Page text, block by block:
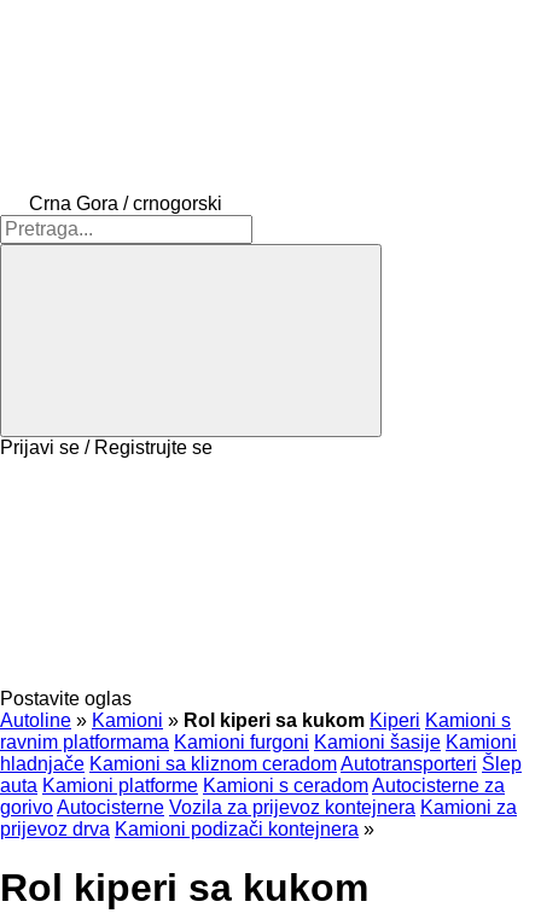
Crna Gora / crnogorski
Prijavi se / Registrujte se
Postavite oglas
Autoline » Kamioni » Rol kiperi sa kukom Kiperi Kamioni s
ravnim platformama Kamioni furgoni Kamioni šasije Kamioni
hladnjače Kamioni sa kliznom ceradomAutotransporteri Šlep
auta Kamioni platforme Kamioni s ceradomAutocisterne za
gorivoAutocisterne Vozila za prijevoz kontejnera Kamioni za
prijevoz drva Kamioni podizači kontejnera »
Rol kiperi sa kukom